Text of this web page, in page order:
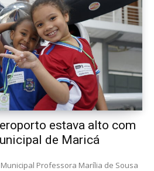
estava alto com
de Maricá
Professora Marília de Sousa